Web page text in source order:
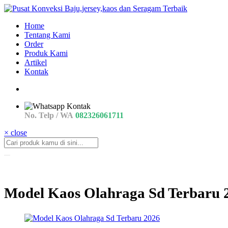
Home
Tentang Kami
Order
Produk Kami
Artikel
Kontak
No. Telp / WA 082326061711
× close
Model Kaos Olahraga Sd Terbaru